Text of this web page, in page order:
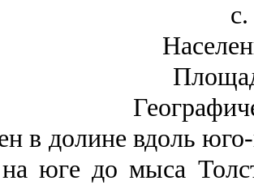
в долине вдоль
юге до мыса